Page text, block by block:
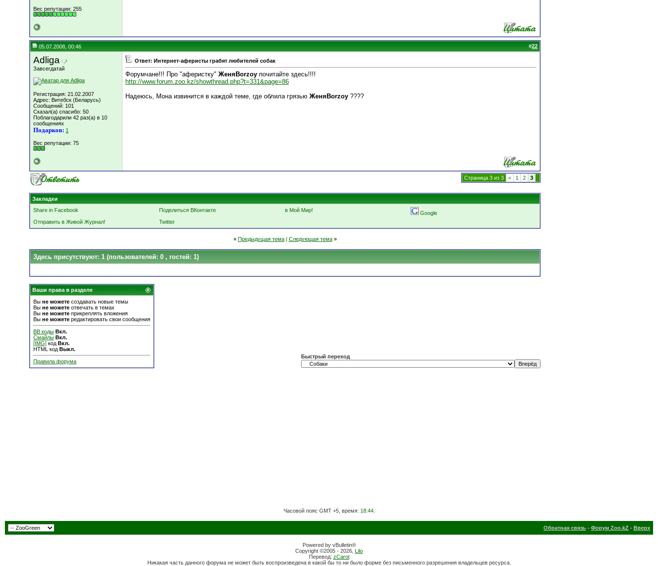
Вес репутации: 255
05.07.2008, 00:46 #22
Adliga
Завсегдатай
Регистрация: 21.02.2007
Адрес: Витебск (Беларусь)
Сообщений: 101
Сказал(а) спасибо: 50
Поблагодарили 42 раз(а) в 10
сообщениях
Подарков: 1
Вес репутации: 75
Ответ: Интернет-аферисты грабят любителей собак
Форумчане!!! Про "аферистку" ЖеняBorzoy почитайте здесь!!!!
http://www.forum.zoo.kz/showthread.php?t=331&page=86
Надеюсь, Мона извинится в каждой теме, где облила грязью ЖеняBorzoy ????
Страница 3 из 3 < 1 2 3
Закладки
Share in Facebook
Поделиться ВКонтакте в Мой Мир!
Google
Отправить в Живой Журнал!
Twitter
« Предыдущая тема| Следующая тема »
Здесь присутствуют: 1 (пользователей: 0 , гостей: 1)
Ваши права в разделе
Вы не можете создавать новые темы
Вы не можете отвечать в темах
Вы не можете прикреплять вложения
Вы не можете редактировать свои сообщения
BB коды Вкл.
Смайлы Вкл.
[IMG] код Вкл.
HTML код Выкл.
Правила форума
Быстрый переход
Часовой пояс GMT +5, время: 18:44.
Обратная связь - Форум Zoo.kZ - Вверх
Powered by vBulletin®
Copyright ©2005 - 2026, Lilo
Перевод: zCarot
Никакая часть данного форума не может быть воспроизведена в какой бы то ни было форме без письменного разрешения владельцев ресурса.